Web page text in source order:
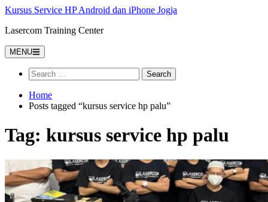
Kursus Service HP Android dan iPhone Jogja
Lasercom Training Center
MENU
Home
Posts tagged “kursus service hp palu”
Tag: kursus service hp palu